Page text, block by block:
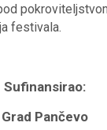
festivala.
Sufinansirao:
Grad Pančevo